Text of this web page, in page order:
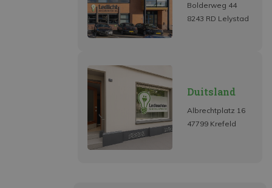
Bolderweg 44
8243 RD Lelystad
Duitsland
Albrechtplatz 16
47799 Krefeld